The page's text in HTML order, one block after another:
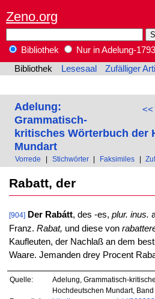
Zeno.org
Bibliothek
Nur in Adelung-1793
Bibliothek
Lesesaal Zufälliger
<<
Adelung:
Grammatisch-
kritisches Wörterbuch der
Mundart
Vorrede Stichwörter Faksimiles
Rabatt, der
[904] Der Rabátt, des -es, plur. inus.
Franz. Rabat, und diese von
Kaufleuten, der Nachlaß an dem
Waare. Jemanden drey Procent
Quelle:
Adelung, Grammatisch-
Hochdeutschen Mundart,